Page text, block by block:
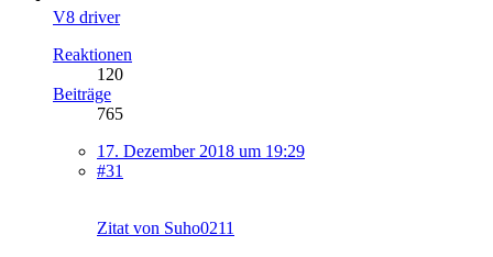
V8 driver
Reaktionen
120
Beiträge
765
17. Dezember 2018 um 19:29
#31
Zitat von Suho0211